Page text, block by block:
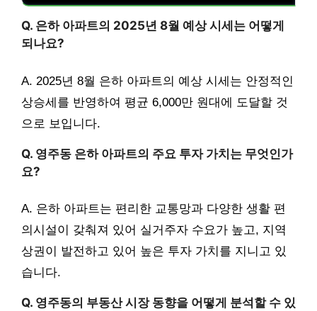
Q. 은하 아파트의 2025년 8월 예상 시세는 어떻게
되나요?
A. 2025년 8월 은하 아파트의 예상 시세는 안정적인
상승세를 반영하여 평균 6,000만 원대에 도달할 것
으로 보입니다.
Q. 영주동 은하 아파트의 주요 투자 가치는 무엇인가
요?
A. 은하 아파트는 편리한 교통망과 다양한 생활 편
의시설이 갖춰져 있어 실거주자 수요가 높고, 지역
상권이 발전하고 있어 높은 투자 가치를 지니고 있
습니다.
Q. 영주동의 부동산 시장 동향을 어떻게 분석할 수 있